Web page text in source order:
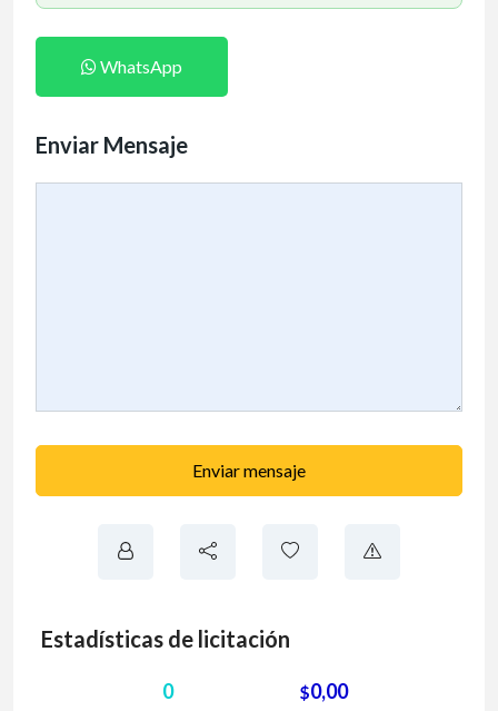
WhatsApp
Enviar Mensaje
Enviar mensaje
Estadísticas de licitación
0 $0,00